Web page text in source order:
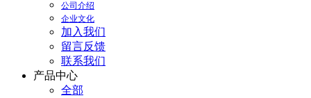
公司介绍
企业文化
加入我们
留言反馈
联系我们
产品中心
全部